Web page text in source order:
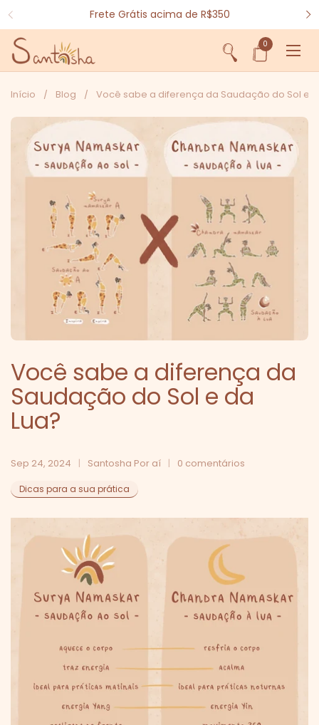
Ir para o conteúdoFrete Grátis acima de R$350
Abrir sacola
0
Início / Blog / Você sabe a diferença da Saudação do Sol e
Você sabe a diferença da
Saudação do Sol e da
Lua?
Sep 24, 2024 Santosha Por aí 0 comentários
Dicas para a sua prática